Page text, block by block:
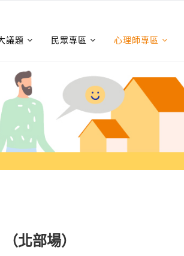
議題 民眾專區 心理師專區
北部場）